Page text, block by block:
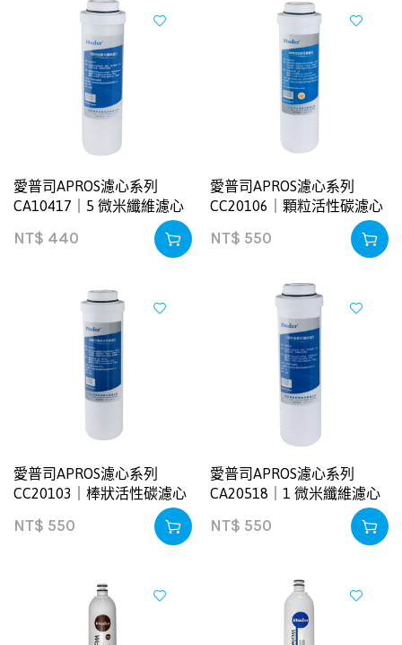
愛普司APROS濾心系列
CA10417｜5 微米纖維濾心
NT$ 440
愛普司APROS濾心系列
CC20106｜顆粒活性碳濾心
NT$ 550
愛普司APROS濾心系列
CC20103｜棒狀活性碳濾心
NT$ 550
愛普司APROS濾心系列
CA20518｜1 微米纖維濾心
NT$ 550